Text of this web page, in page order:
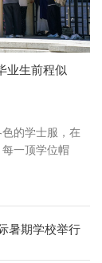
业生前程似
的学士服，在
一顶学位帽
暑期学校举行